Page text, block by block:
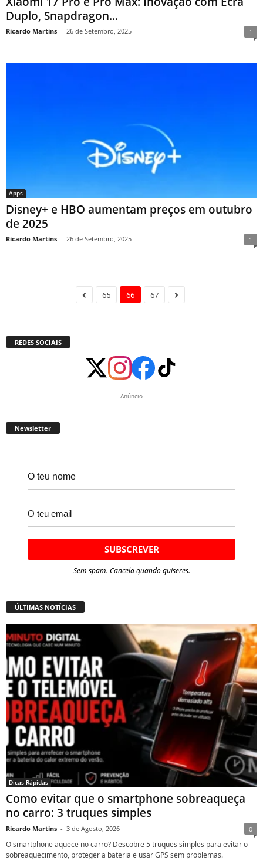
Duplo, Snapdragon...
Ricardo Martins - 26 de Setembro, 2025 1
Apps
Disney+ e HBO aumentam preços em outubro
de 2025
Ricardo Martins - 26 de Setembro, 2025 1
65 66 67
REDES SOCIAIS
Anúncio
Newsletter
Sem spam. Cancela quando quiseres.
ÚLTIMAS NOTÍCIAS
Dicas Rápidas
Como evitar que o smartphone sobreaqueça
no carro: 3 truques simples
Ricardo Martins - 3 de Agosto, 2026 0
O smartphone aquece no carro? Descobre 5 truques simples para evitar o
sobreaquecimento, proteger a bateria e usar GPS sem problemas.